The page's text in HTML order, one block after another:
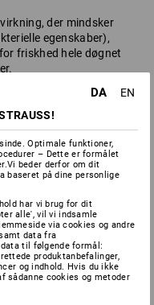
der mindsker
egenskaber),
friskhed hele døgnet
på tøjet Små
på stoffets overflade,
ud, der så filtrer
kvalitetsbestemmelse,
blevet fastsat for
DA
EN
Optimale funktioner,
– Dette er formålet
beder derfor om dit
baseret på dine personlige
har vi brug for dit
alle', vil vi indsamle
via cookies og andre
data fra
til følgende formål:
produktanbefalinger,
og indhold. Hvis du ikke
sådanne cookies og metoder